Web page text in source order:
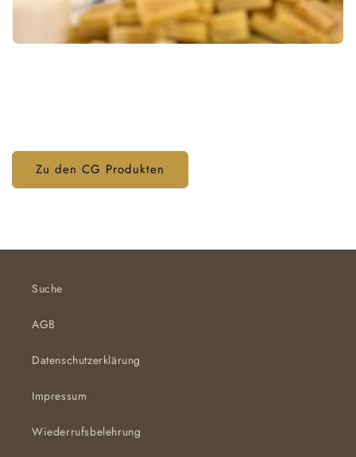
Zu den CG Produkten
Suche
AGB
Datenschutzerklärung
Impressum
Wiederrufsbelehrung